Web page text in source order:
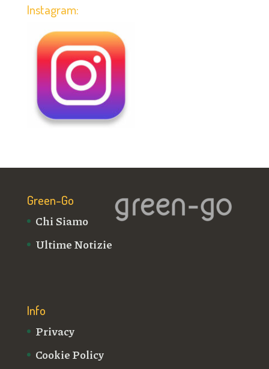
Instagram:
Green-Go
Chi Siamo
Ultime Notizie
Info
Privacy
Cookie Policy